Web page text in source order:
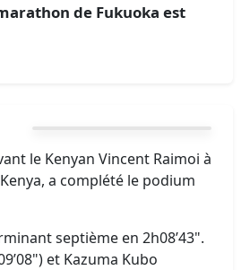
de Fukuoka est
le Kenyan Vincent Raimoi à
a complété le podium
septième en 2h08’43".
et Kazuma Kubo